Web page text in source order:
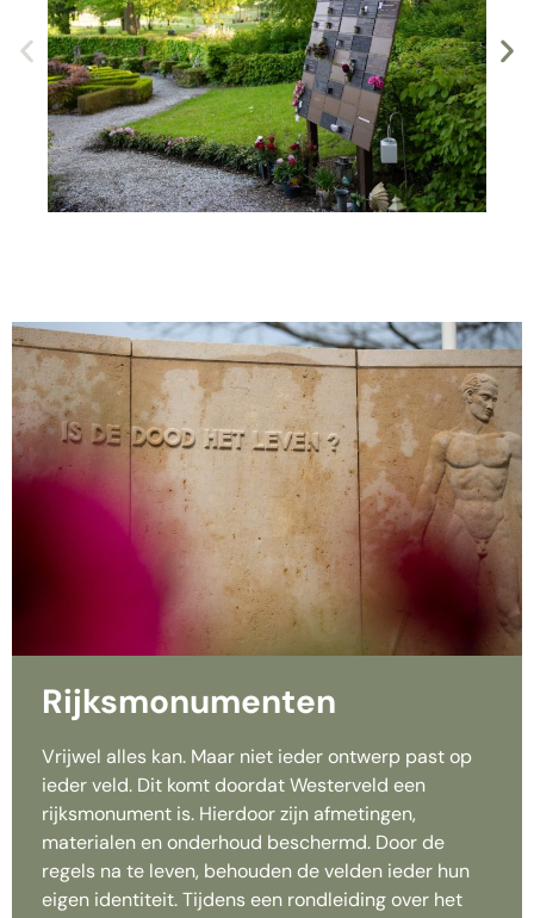
Rijksmonumenten
Vrijwel alles kan. Maar niet ieder ontwerp past op
ieder veld. Dit komt doordat Westerveld een
rijksmonument is. Hierdoor zijn afmetingen,
materialen en onderhoud beschermd. Door de
regels na te leven, behouden de velden ieder hun
eigen identiteit. Tijdens een rondleiding over het